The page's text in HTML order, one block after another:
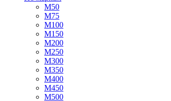
М50
М75
М100
М150
М200
М250
М300
М350
М400
М450
М500